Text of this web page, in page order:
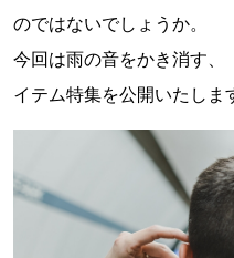
のではないでしょうか。
今回は雨の音をかき消す、
イテム特集を公開いたしま